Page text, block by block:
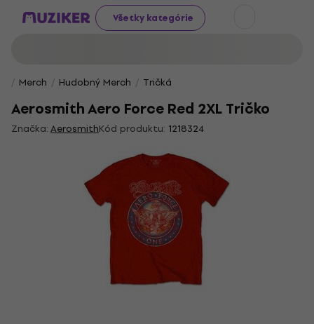
Všetky kategórie
Merch Hudobný Merch Tričká
Aerosmith Aero Force Red 2XL Tričko
Značka:AerosmithKód produktu: 1218324